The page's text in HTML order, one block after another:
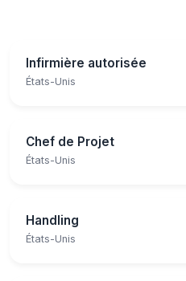
Infirmière autorisée
États-Unis
Chef de Projet
États-Unis
Handling
États-Unis